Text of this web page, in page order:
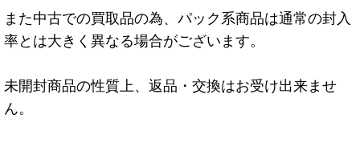
また中古での買取品の為、パック系商品は通常の封入
率とは大きく異なる場合がございます。
未開封商品の性質上、返品・交換はお受け出来ませ
ん。